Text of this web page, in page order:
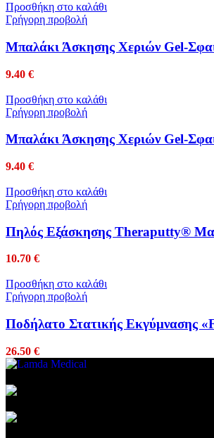
Προσθήκη στο καλάθι
Γρήγορη προβολή
Μπαλάκι Άσκησης Χεριών Gel-
9.40 €
Προσθήκη στο καλάθι
Γρήγορη προβολή
Μπαλάκι Άσκησης Χεριών Gel-
9.40 €
Προσθήκη στο καλάθι
Γρήγορη προβολή
Πηλός Εξάσκησης Theraputty®
10.70 €
Προσθήκη στο καλάθι
Γρήγορη προβολή
Ποδήλατο Στατικής Εκγύμνασης
26.50 €